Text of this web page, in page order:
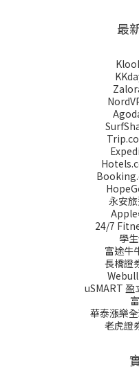
最
永安
Apple
24/7
學
富途牛
長橋證
uSMART 盈
華泰漲樂
老虎證